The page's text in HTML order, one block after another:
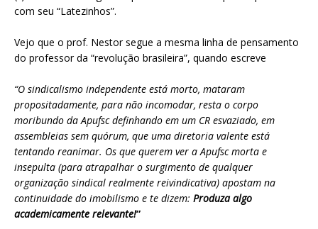
com seu “Latezinhos”.
Vejo que o prof. Nestor segue a mesma linha de pensamento
do professor da “revolução brasileira”, quando escreve
“O sindicalismo independente está morto, mataram
propositadamente, para não incomodar, resta o corpo
moribundo da Apufsc definhando em um CR esvaziado, em
assembleias sem quórum, que uma diretoria valente está
tentando reanimar. Os que querem ver a Apufsc morta e
insepulta (para atrapalhar o surgimento de qualquer
organização sindical realmente reivindicativa) apostam na
continuidade do imobilismo e te dizem: Produza algo
academicamente relevante!”